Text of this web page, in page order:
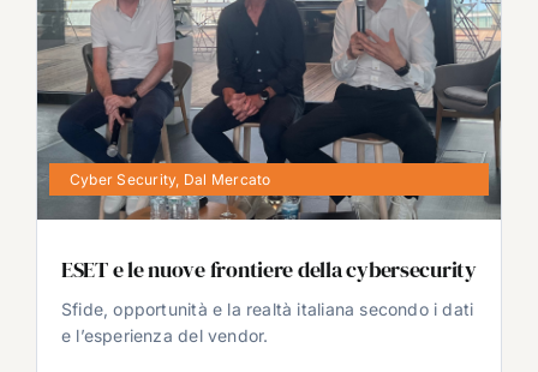
Cyber Security, Dal Mercato
ESET e le nuove frontiere della cybersecurity
Sfide, opportunità e la realtà italiana secondo i dati
e l’esperienza del vendor.